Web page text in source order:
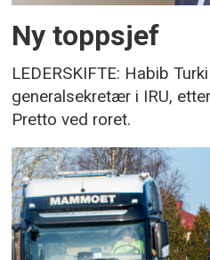
Ny toppsjef
LEDERSKIFTE: Habib
generalsekretær i IRU,
Pretto ved roret.